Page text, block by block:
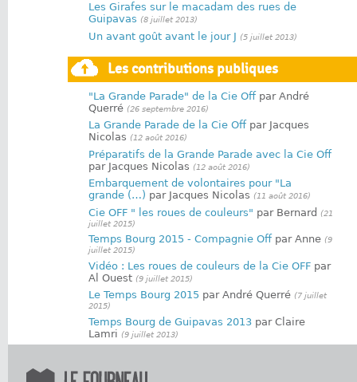
Les Girafes sur le macadam des rues de
Guipavas (8 juillet 2013)
Un avant goût avant le jour J (5 juillet 2013)
Les contributions publiques
"La Grande Parade" de la Cie Offpar André
Querré (26 septembre 2016)
La Grande Parade de la Cie Off par Jacques
Nicolas (12 août 2016)
Préparatifs de la Grande Parade avec la Cie Off
par Jacques Nicolas (12 août 2016)
Embarquement de volontaires pour "La
grande (…) par Jacques Nicolas (11 août 2016)
Cie OFF " les roues de couleurs" par Bernard (21
juillet 2015)
Temps Bourg 2015 - Compagnie Off par Anne (9
juillet 2015)
Vidéo : Les roues de couleurs de la Cie OFF par
Al Ouest (9 juillet 2015)
Le Temps Bourg 2015 par André Querré (7 juillet
2015)
Temps Bourg de Guipavas 2013 par Claire
Lamri (9 juillet 2013)